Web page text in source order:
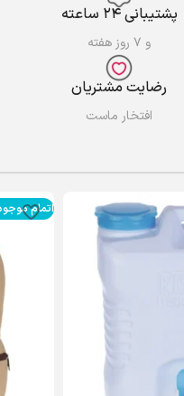
پشتیبانی ۲۴ ساعته
و ۷ روز هفته
رضایت مشتریان
افتخار ماست
اتمام